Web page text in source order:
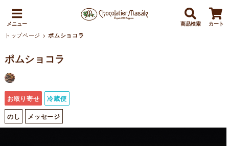
メニュー 商品検索 カート
トップページ > ポムショコラ
ポムショコラ
お取り寄せ
冷蔵便
のし
メッセージ